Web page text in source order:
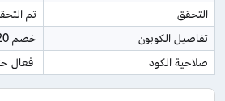
التحقق
تم
تفاصيل الكوبون
خصم 20% لكل العملاء
صلاحية الكود
فعال